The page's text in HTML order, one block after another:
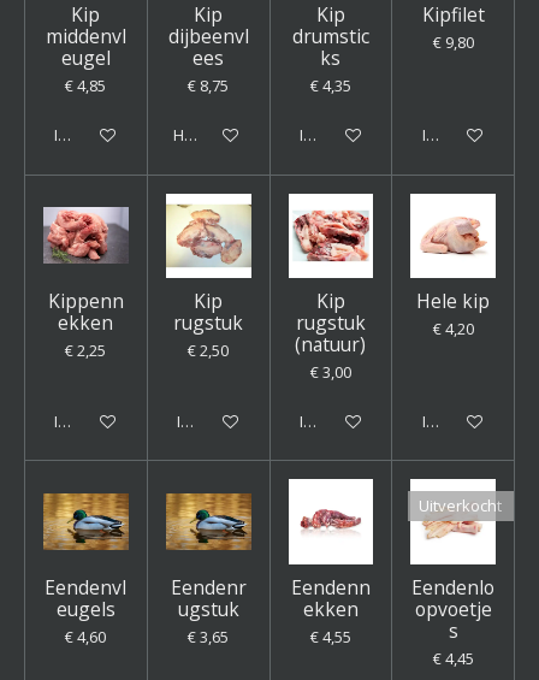
Kip
middenvl
eugel
€ 4,85
In winkelwagen
Kip
dijbeenvl
ees
€ 8,75
Houd mij op de hoogte
Kip
drumstic
ks
€ 4,35
In winkelwagen
Kipfilet
€ 9,80
In winkelwagen
Kippenn
ekken
€ 2,25
In winkelwagen
Kip
rugstuk
€ 2,50
In winkelwagen
Kip
rugstuk
(natuur)
€ 3,00
In winkelwagen
Hele kip
€ 4,20
In winkelwagen
Eendenvl
eugels
€ 4,60
Eendenr
ugstuk
€ 3,65
Eendenn
ekken
€ 4,55
Uitverkocht
Eendenlo
opvoetje
s
€ 4,45